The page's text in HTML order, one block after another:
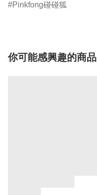
Pinkfong碰碰狐
你可能感興趣的商品